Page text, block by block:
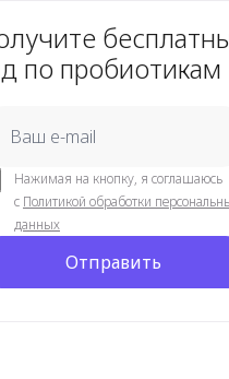
по пробиотикам
Нажимая на кнопку, я соглашаюсь
с Политикой обработки
данных
Отправить